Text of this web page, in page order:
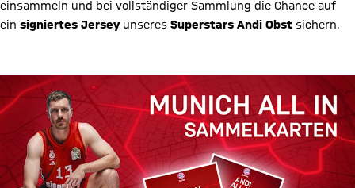
einsammeln und bei vollständiger Sammlung die Chance auf
ein signiertes Jerseyunseres Superstars Andi Obst sichern.